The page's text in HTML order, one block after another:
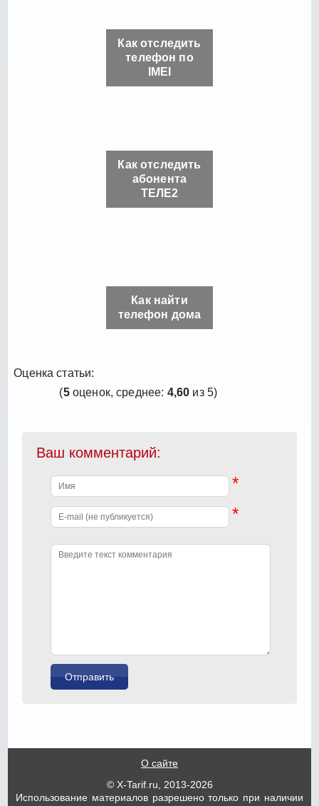
Как отследить
телефон по
IMEI
Как отследить
абонента
ТЕЛЕ2
Как найти
телефон дома
Оценка статьи:
(5оценок, среднее: 4,60 из 5)
Ваш комментарий:
*
*
О сайте
© X-Tarif.ru, 2013-2026
Использование материалов разрешено только при наличии